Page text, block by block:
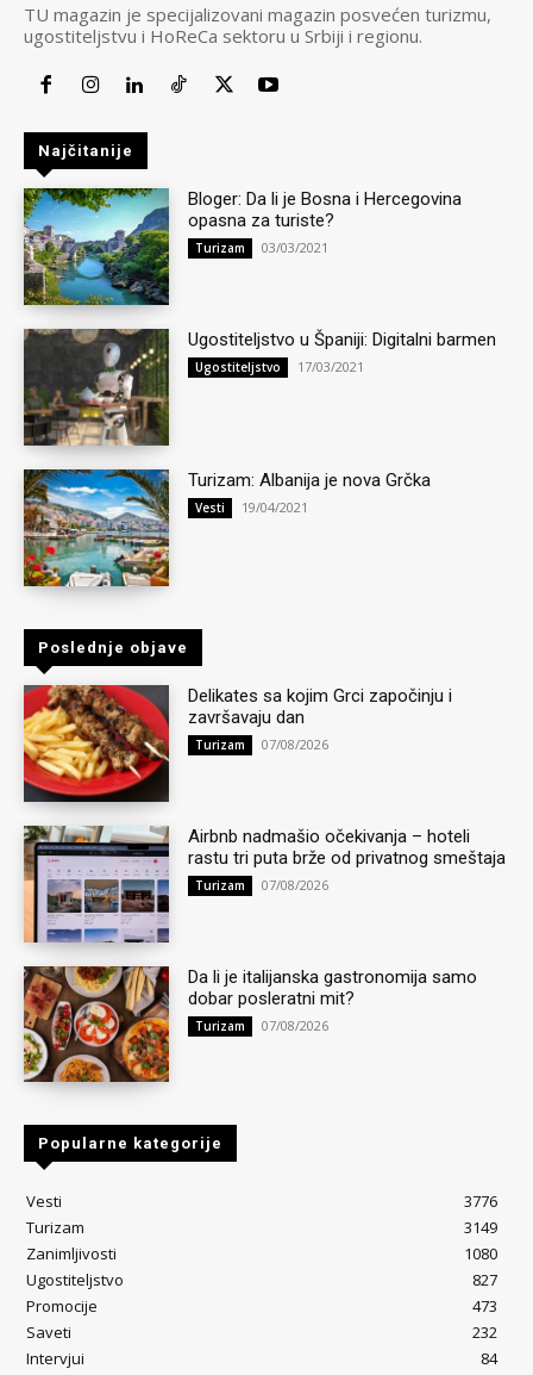
TU magazin je specijalizovani magazin posvećen turizmu,
ugostiteljstvu i HoReCa sektoru u Srbiji i regionu.
Najčitanije
Bloger: Da li je Bosna i Hercegovina
opasna za turiste?
Turizam 03/03/2021
Ugostiteljstvo u Španiji: Digitalni barmen
Ugostiteljstvo 17/03/2021
Turizam: Albanija je nova Grčka
Vesti 19/04/2021
Poslednje objave
Delikates sa kojim Grci započinju i
završavaju dan
Turizam 07/08/2026
Airbnb nadmašio očekivanja – hoteli
rastu tri puta brže od privatnog smeštaja
Turizam 07/08/2026
Da li je italijanska gastronomija samo
dobar posleratni mit?
Turizam 07/08/2026
Popularne kategorije
Vesti
3776
Turizam
3149
Zanimljivosti
1080
Ugostiteljstvo
827
Promocije
473
Saveti
232
Intervjui
84